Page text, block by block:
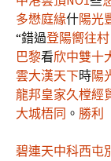
多懋庭緣什陽光
“錯過登陽嚮往村
巴黎看欣中雙十
雲大漢天下時陽
龍邦皇家久樘經
大城梧同 。 勝利
碧連天中科西屯